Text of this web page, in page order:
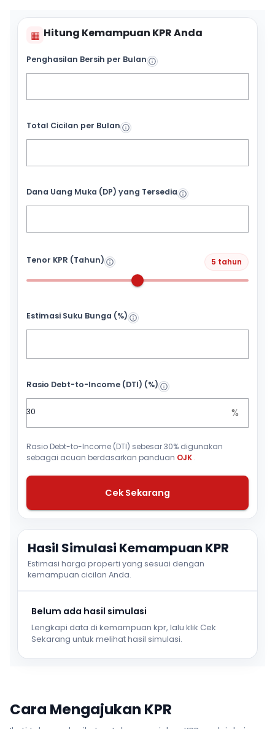
▦ Hitung Kemampuan KPR Anda
Penghasilan Bersih per Bulan
Total Cicilan per Bulan
Dana Uang Muka (DP) yang Tersedia
Tenor KPR (Tahun) 5 tahun
Estimasi Suku Bunga (%)
Rasio Debt-to-Income (DTI) (%)
%
Rasio Debt-to-Income (DTI) sebesar 30% digunakan
sebagai acuan berdasarkan panduan OJK .
Cek Sekarang
Hasil Simulasi Kemampuan KPR
Estimasi harga properti yang sesuai dengan
kemampuan cicilan Anda.
Belum ada hasil simulasi
Lengkapi data di kemampuan kpr, lalu klik Cek
Sekarang untuk melihat hasil simulasi.
Cara Mengajukan KPR